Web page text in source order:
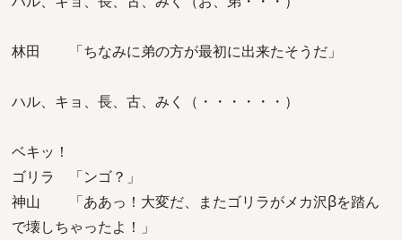
林田 「ちなみに弟の方が最初に出来たそうだ」
ハル、キョ、長、古、みく（・・・・・・）
ベキッ！
ゴリラ 「ンゴ？」
神山 「ああっ！大変だ、またゴリラがメカ沢βを踏ん
で壊しちゃったよ！」